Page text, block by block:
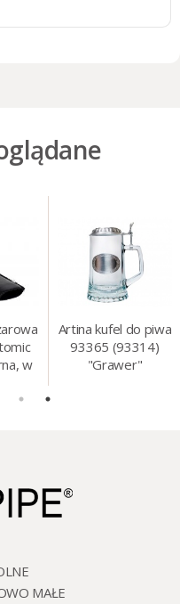
w
Artina kufel do piwa
93365 (93314)
"Grawer"
MAŁE